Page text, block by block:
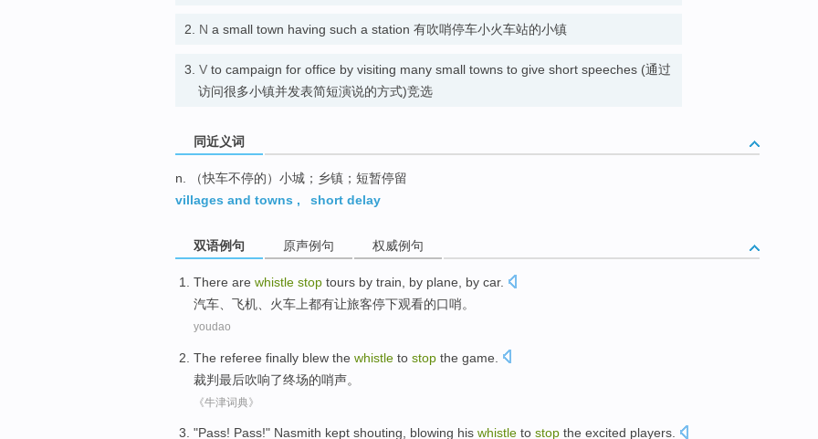
2. N a small town having such a station 有吹哨停车小火车站的小镇
3. V to campaign for office by visiting many small towns to give short speeches (通过
访问很多小镇并发表简短演说的方式)竞选
同近义词
n. （快车不停的）小城；乡镇；短暂停留
villages and towns , short delay
双语例句 原声例句 权威例句
There are whistle stop tours by train , by plane , by car.
汽车
飞机 火车 上都有让旅客停下观看的口哨。
youdao
The referee finally blew the whistle to stop the game.
裁判最后吹响了终场的哨声。
《牛津词典》
"Pass! Pass!" Nasmith kept shouting, blowing his whistle to stop the excited players.